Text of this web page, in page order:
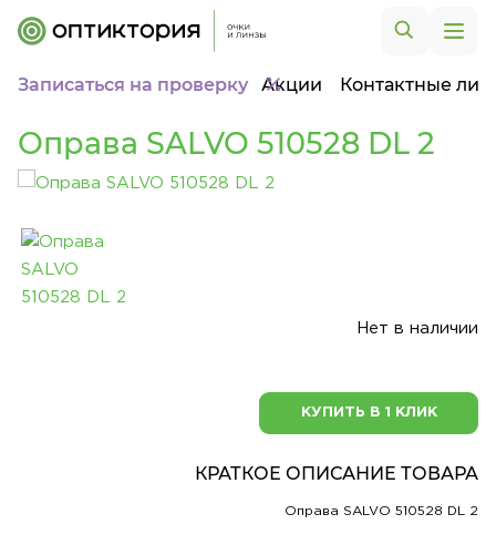
Записаться на проверку Акции Контактные
Оправа SALVO 510528 DL 2
Нет в наличии
КУПИТЬ В 1 КЛИК
КРАТКОЕ ОПИСАНИЕ ТОВАРА
Оправа SALVO 510528 DL 2